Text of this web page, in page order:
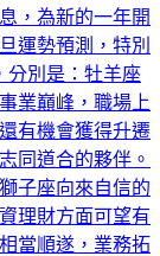
，為新的一年開
運勢預測，特別
分別是：牡羊座
業巔峰，職場上
有機會獲得升遷
同道合的夥伴。
子座向來自信的
理財方面可望有
當順遂，業務拓